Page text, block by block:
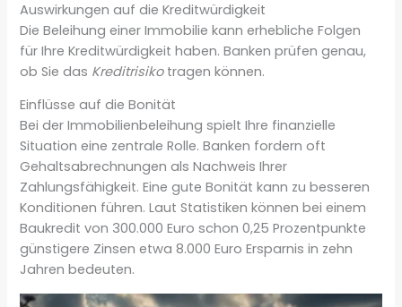
Auswirkungen auf die Kreditwürdigkeit
Die Beleihung einer Immobilie kann erhebliche Folgen
für Ihre Kreditwürdigkeit haben. Banken prüfen genau,
ob Sie das Kreditrisikotragen können.
Einflüsse auf die Bonität
Bei der Immobilienbeleihung spielt Ihre finanzielle
Situation eine zentrale Rolle. Banken fordern oft
Gehaltsabrechnungen als Nachweis Ihrer
Zahlungsfähigkeit. Eine gute Bonität kann zu besseren
Konditionen führen. Laut Statistiken können bei einem
Baukredit von 300.000 Euro schon 0,25 Prozentpunkte
günstigere Zinsen etwa 8.000 Euro Ersparnis in zehn
Jahren bedeuten.